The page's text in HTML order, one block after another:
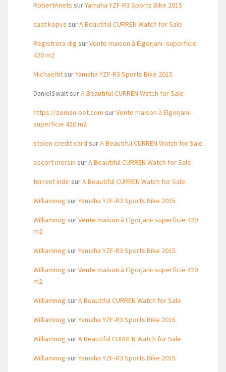
RobertAnets surYamaha YZF-R3 Sports Bike 2015
saat kopya surA Beautiful CURREN Watch for Sale
Registrera dig surVente maison à Elgorjani- superficie
420 m2
MichaeltitsurYamaha YZF-R3 Sports Bike 2015
DanielSwaltsurA Beautiful CURREN Watch for Sale
https://zeman-bet.com surVente maison à Elgorjani-
superficie 420 m2
stolen credit card surA Beautiful CURREN Watch for Sale
escort mersin surA Beautiful CURREN Watch for Sale
torrent indirsurA Beautiful CURREN Watch for Sale
Williamnog surYamaha YZF-R3 Sports Bike 2015
Williamnog surVente maison à Elgorjani- superficie 420
m2
Williamnog surYamaha YZF-R3 Sports Bike 2015
Williamnog surVente maison à Elgorjani- superficie 420
m2
Williamnog surA Beautiful CURREN Watch for Sale
Williamnog surYamaha YZF-R3 Sports Bike 2015
Williamnog surA Beautiful CURREN Watch for Sale
Williamnog surYamaha YZF-R3 Sports Bike 2015